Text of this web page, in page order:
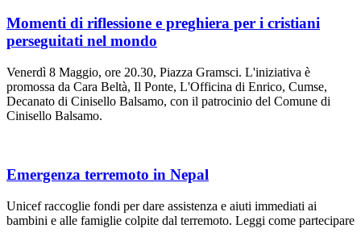
Momenti di riflessione e preghiera per i cristiani
perseguitati nel mondo
Venerdì 8 Maggio, ore 20.30, Piazza Gramsci. L'iniziativa è
promossa da Cara Beltà, Il Ponte, L'Officina di Enrico, Cumse,
Decanato di Cinisello Balsamo, con il patrocinio del Comune di
Cinisello Balsamo.
Emergenza terremoto in Nepal
Unicef raccoglie fondi per dare assistenza e aiuti immediati ai
bambini e alle famiglie colpite dal terremoto. Leggi come partecipare